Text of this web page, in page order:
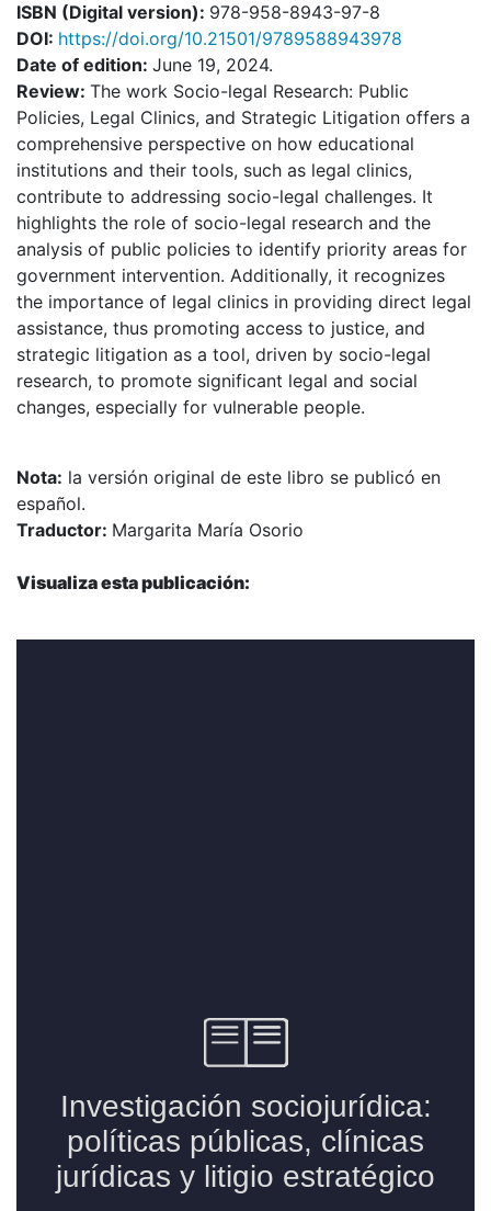
ISBN (Digital version): 978-958-8943-97-8
DOI: https://doi.org/10.21501/9789588943978
Date of edition: June 19, 2024.
Review: The work Socio-legal Research: Public
Policies, Legal Clinics, and Strategic Litigation offers a
comprehensive perspective on how educational
institutions and their tools, such as legal clinics,
contribute to addressing socio-legal challenges. It
highlights the role of socio-legal research and the
analysis of public policies to identify priority areas for
government intervention. Additionally, it recognizes
the importance of legal clinics in providing direct legal
assistance, thus promoting access to justice, and
strategic litigation as a tool, driven by socio-legal
research, to promote significant legal and social
changes, especially for vulnerable people.
Nota: la versión original de este libro se publicó en
español.
Traductor: Margarita María Osorio
Visualiza esta publicación: